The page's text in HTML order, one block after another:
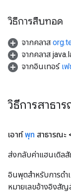
วิธีการสืบทอด
จากคลาส
จากคลาส
จากอินเทอร์ เ
วิธีการสาธา
เอาท์พุท สาธารณะ
ส่งกลับค่าแฮนเดิล
อินพุตสำหรับการดำ
หมายเลขอ้างอิง